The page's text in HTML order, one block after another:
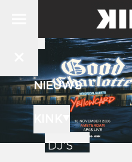
NIEUWS
DJ'S